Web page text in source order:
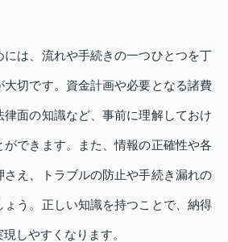
は、流れや手続きの一つひとつを丁
切です。資金計画や必要となる諸費
律面の知識など、事前に理解しておけ
ができます。また、情報の正確性や各
え、トラブルの防止や手続き漏れの
ょう。正しい知識を持つことで、納得
しやすくなります。